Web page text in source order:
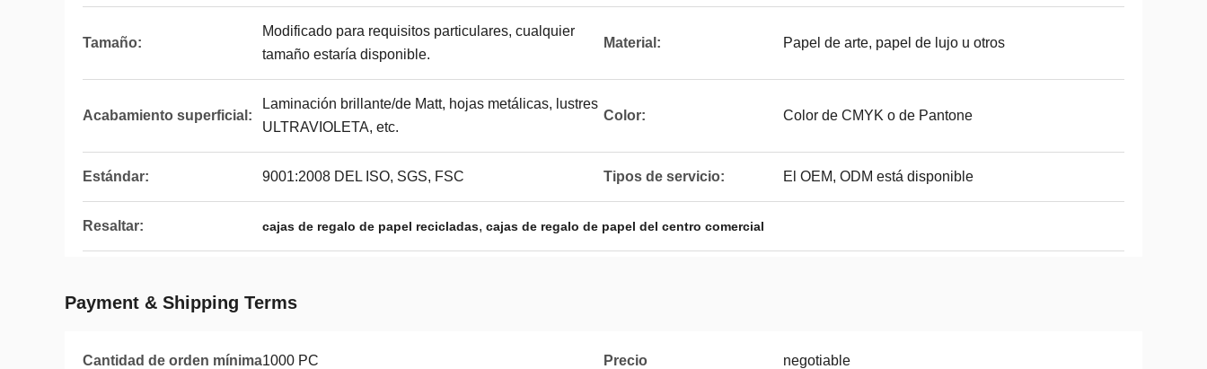
Tamaño:
Modificado para requisitos particulares, cualquier
tamaño estaría disponible.
Material: Papel de arte, papel de lujo u otros
Acabamiento superficial:
Laminación brillante/de Matt, hojas metálicas, lustres
ULTRAVIOLETA, etc.
Color: Color de CMYK o de Pantone
Estándar: 9001:2008 DEL ISO, SGS, FSC Tipos de servicio: El OEM, ODM está disponible
Resaltar: cajas de regalo de papel recicladas, cajas de regalo de papel del centro comercial
Payment & Shipping Terms
Cantidad de orden mínima1000 PC Precio negotiable